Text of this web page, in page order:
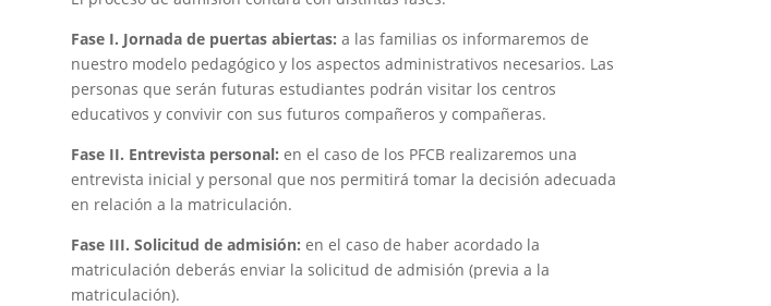
Fase I. Jornada de puertas abiertas: a las familias os informaremos de
nuestro modelo pedagógico y los aspectos administrativos necesarios. Las
personas que serán futuras estudiantes podrán visitar los centros
educativos y convivir con sus futuros compañeros y compañeras.
Fase II. Entrevista personal: en el caso de los PFCB realizaremos una
entrevista inicial y personal que nos permitirá tomar la decisión adecuada
en relación a la matriculación.
Fase III. Solicitud de admisión: en el caso de haber acordado la
matriculación deberás enviar la solicitud de admisión (previa a la
matriculación).